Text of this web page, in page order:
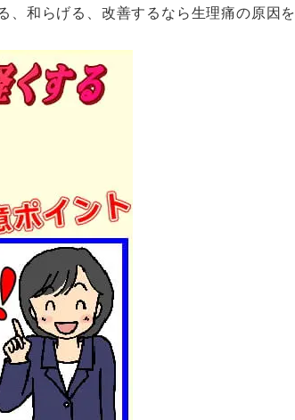
、和らげる、改善するなら生理痛の原因を